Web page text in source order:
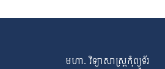
មហា. វិទ្យាសាស្ត្រកុំព្យូទ័រ